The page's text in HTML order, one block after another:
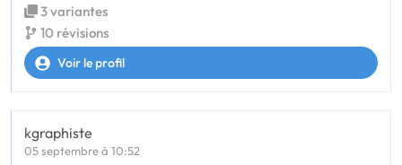
3 variantes
10 révisions
Voir le profil
kgraphiste
05 septembre à 10:52